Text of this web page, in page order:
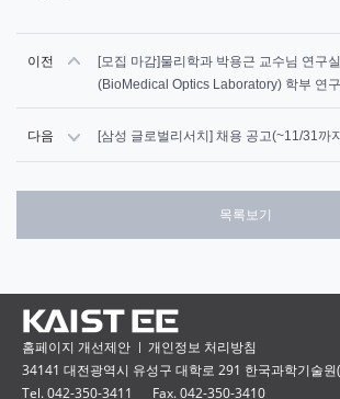
이전
[모집 마감]물리학과 박용근 교수님 연구실
(BioMedical Optics Laboratory) 학부 연
다음 [삼성 글로벌리서치] 채용 공고(~11/31까
목록보기
34141 대전광역시 유성구 대학로 291 한국과학기술원
Tel. 042-350-3411
Fax. 042-350-3410
홈페이지 개선제안 개인정보 처리방침